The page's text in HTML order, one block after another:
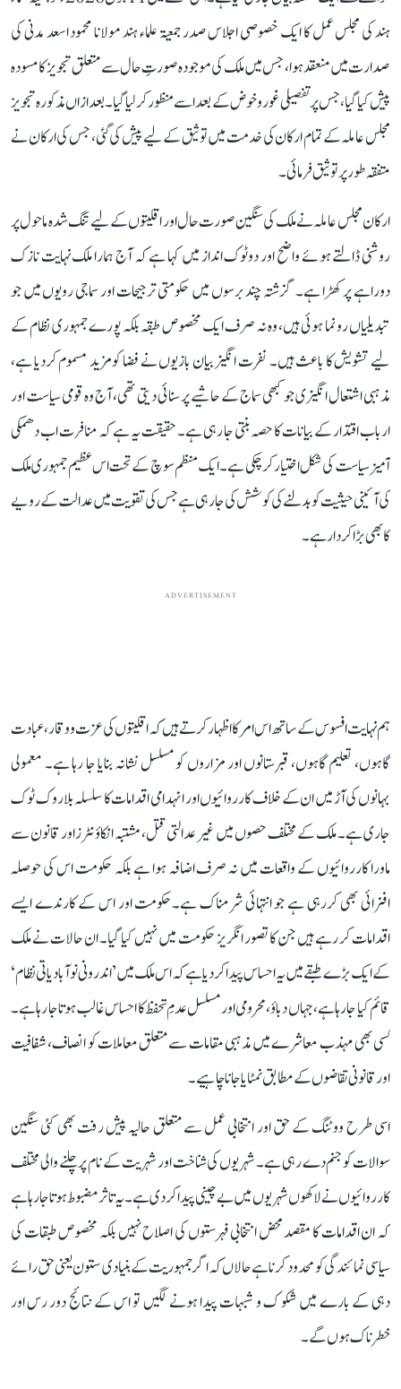
ہند کی مجلس عمل کا ایک خصوصی اجلاس صدر جمعیۃ علماء ہند مولانا محمود اسعد مدنی کی
صدارت میں منعقد ہوا، جس میں ملک کی موجودہ صورتِ حال سے متعلق تجویز کا مسودہ
پیش کیا گیا، جس پر تفصیلی غور و خوض کے بعد اسے منظور کر لیا گیا۔ بعد ازاں مذکورہ تجویز
مجلس عاملہ کے تمام ارکان کی خدمت میں توثیق کے لیے پیش کی گئی، جس کی ارکان نے
متفقہ طور پر توثیق فرمائی۔
ارکان مجلس عاملہ نے ملک کی سنگین صورت حال اور اقلیتوں کے لیے تنگ شدہ ماحول پر
روشنی ڈالتے ہوئے واضح اور دوٹوک انداز میں کہا ہے کہ آج ہمارا ملک نہایت نازک
دوراہے پر کھڑا ہے۔ گزشتہ چند برسوں میں حکومتی ترجیحات اور سماجی رویوں میں جو
تبدیلیاں رونما ہوئی ہیں، وہ نہ صرف ایک مخصوص طبقہ بلکہ پورے جمہوری نظام کے
لیے تشویش کا باعث ہیں۔ نفرت انگیز بیان بازیوں نے فضا کو مزید مسموم کردیا ہے،
مذہبی اشتعال انگیزی جو کبھی سماج کے حاشیے پر سنائی دیتی تھی، آج وہ قومی سیاست اور
ارباب اقتدار کے بیانات کا حصہ بنتی جا رہی ہے۔ حقیقت یہ ہے کہ منافرت اب دھمکی
آمیز سیاست کی شکل اختیار کرچکی ہے۔ ایک منظم سوچ کے تحت اس عظیم جمہوری ملک
کی آئینی حیثیت کو بدلنے کی کوشش کی جارہی ہے جس کی تقویت میں عدالت کے رویے
کا بھی بڑا کردار ہے۔
ADVERTISEMENT
ہم نہایت افسوس کے ساتھ اس امر کا اظہار کرتے ہیں کہ اقلیتوں کی عزت و وقار، عبادت
گاہوں، تعلیم گاہوں، قبرستانوں اور مزاروں کو مسلسل نشانہ بنایا جا رہا ہے۔ معمولی
بہانوں کی آڑ میں ان کے خلاف کارروائیوں اور انہدامی اقدامات کا سلسلہ بلا روک ٹوک
جاری ہے۔ ملک کے مختلف حصوں میں غیر عدالتی قتل، مشتبہ انکاؤنٹرزاور قانون سے
ماورا کارروائیوں کے واقعات میں نہ صرف اضافہ ہوا ہے بلکہ حکومت اس کی حوصلہ
افزائی بھی کررہی ہے جو انتہائی شرمناک ہے۔حکومت اور اس کے کارندے ایسے
اقدامات کر رہے ہیں جن کا تصور انگریز حکومت میں نہیں کیا گیا۔ ان حالات نے ملک
کے ایک بڑے طبقے میں یہ احساس پیدا کر دیا ہے کہ اس ملک میں ’اندرونی نوآبادیاتی نظام‘
قائم کیا جا رہا ہے، جہاں دباؤ، محرومی اور مسلسل عدمِ تحفظ کا احساس غالب ہوتا جا رہا ہے۔
کسی بھی مہذب معاشرے میں مذہبی مقامات سے متعلق معاملات کو انصاف، شفافیت
اور قانونی تقاضوں کے مطابق نمٹایا جانا چاہیے۔
اسی طرح ووٹنگ کے حق اور انتخابی عمل سے متعلق حالیہ پیش رفت بھی کئی سنگین
سوالات کو جنم دے رہی ہے۔ شہریوں کی شناخت اور شہریت کے نام پر چلنے والی مختلف
کارروائیوں نے لاکھوں شہریوں میں بے چینی پیدا کردی ہے۔ یہ تاثر مضبوط ہوتا جارہا ہے
کہ ان اقدامات کا مقصد محض انتخابی فہرستوں کی اصلاح نہیں بلکہ مخصوص طبقات کی
سیاسی نمائندگی کو محدود کرنا ہے حالاں کہ اگر جمہوریت کے بنیادی ستون یعنی حق رائے
دہی کے بارے میں شکو ک و شبہات پیدا ہونے لگیں تو اس کے نتائج دور رس اور
خطرناک ہوں گے۔